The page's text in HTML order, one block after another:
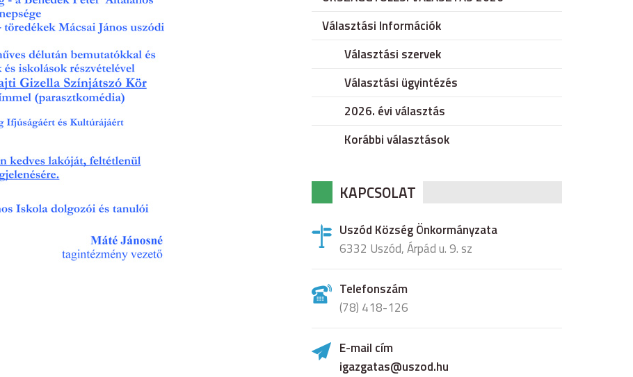
Választási Információk
Választási szervek
Választási ügyintézés
2026. évi választás
Korábbi választások
KAPCSOLAT
Uszód Község Önkormányzata
6332 Uszód, Árpád u. 9. sz
Telefonszám
(78) 418-126
E-mail cím
igazgatas@uszod.hu